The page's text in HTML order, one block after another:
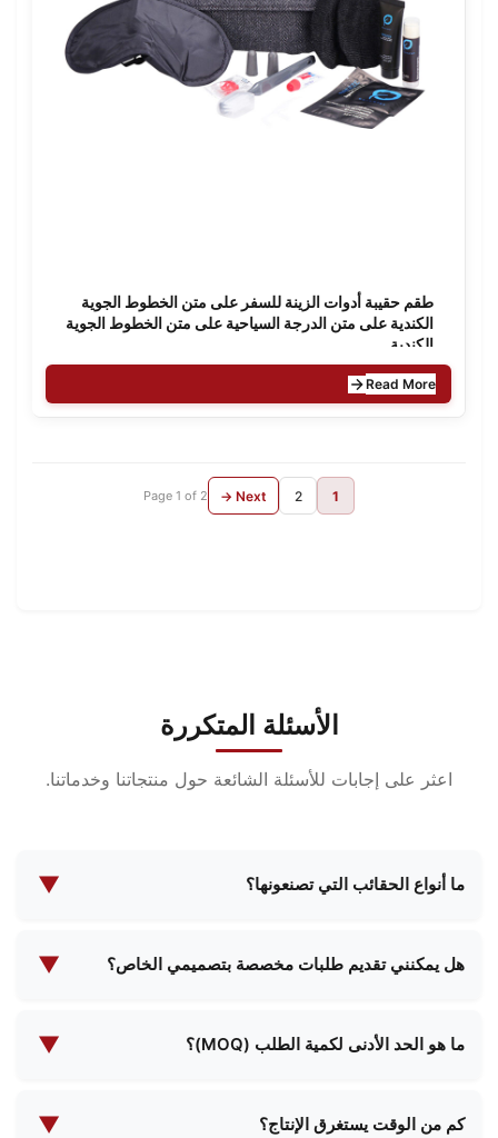
طقم حقيبة أدوات الزينة للسفر على متن الخطوط الجوية
الكندية على متن الدرجة السياحية على متن الخطوط الجوية
الكندية
Read More
1
2
Next →
Page 1 of 2
الأسئلة المتكررة
اعثر على إجابات للأسئلة الشائعة حول منتجاتنا وخدماتنا.
ما أنواع الحقائب التي تصنعونها؟ ▼
بما في ذلك حقائب مستحضرات التجميل وحقائب المكياج
مخصصة لتلبية احتياجاتك الخاصة.
هل يمكنني تقديم طلبات مخصصة بتصميمي الخاص؟ ▼
تقديم مواصفات التصميم الخاصة بك، وسيعمل فريقنا
ما هو الحد الأدنى لكمية الطلب (MOQ)؟ ▼
ومدى تعقيده. يرجى الاتصال بنا لإبلاغنا بمتطلباتك المحددة،
كم من الوقت يستغرق الإنتاج؟ ▼